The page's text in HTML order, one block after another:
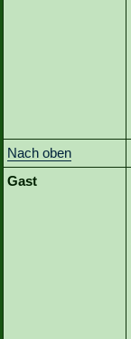
Nach oben
Gast